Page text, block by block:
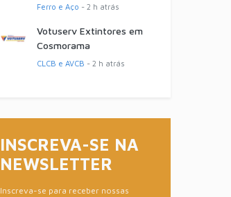
Ferro e Aço - 2 h atrás
Votuserv Extintores em
Cosmorama
CLCB e AVCB - 2 h atrás
INSCREVA-SE NA
NEWSLETTER
Inscreva-se para receber nossas